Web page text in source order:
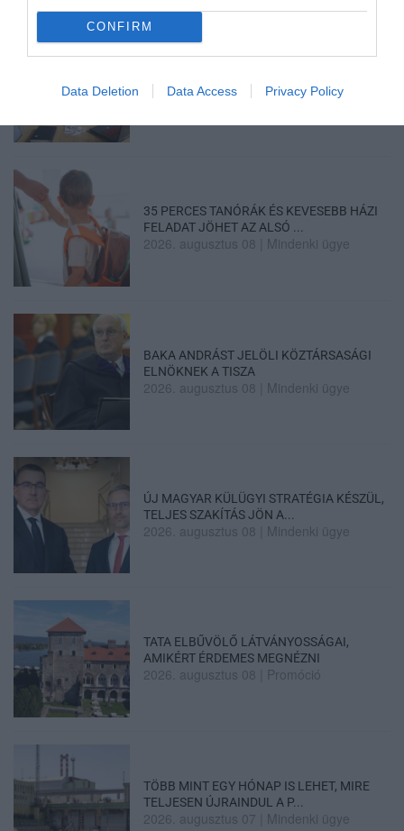
CONFIRM
Data Deletion Data Access Privacy Policy
KIHÍVÁSOK A KARRIER KE...
2026. augusztus 09 |Promóció
35 PERCES TANÓRÁK ÉS KEVESEBB HÁZI
FELADAT JÖHET AZ ALSÓ ...
2026. augusztus 08 Mindenki ügye
BAKA ANDRÁST JELÖLI KÖZTÁRSASÁGI
ELNÖKNEK A TISZA
2026. augusztus 08 Mindenki ügye
ÚJ MAGYAR KÜLÜGYI STRATÉGIA KÉSZÜL,
TELJES SZAKÍTÁS JÖN A...
2026. augusztus 08 Mindenki ügye
TATA ELBŰVÖLŐ LÁTVÁNYOSSÁGAI,
AMIKÉRT ÉRDEMES MEGNÉZNI
2026. augusztus 08 Promóció
TÖBB MINT EGY HÓNAP IS LEHET, MIRE
TELJESEN ÚJRAINDUL A P...
2026. augusztus 07 Mindenki ügye